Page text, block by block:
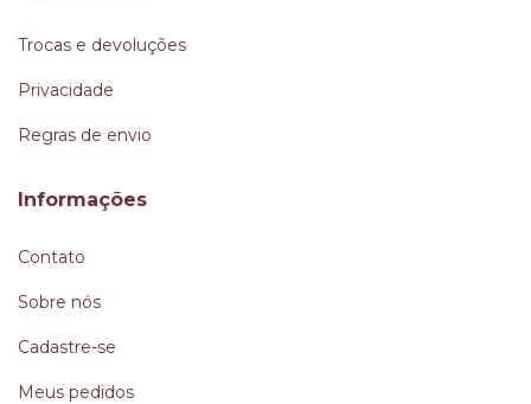
Trocas e devoluções
Privacidade
Regras de envio
Informações
Contato
Sobre nós
Cadastre-se
Meus pedidos